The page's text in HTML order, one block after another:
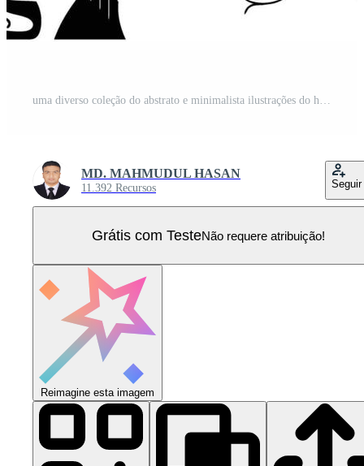
uma diverso coleção do abstrato e minimalista ilustrações do humano rostos e perfis. isto conjunto características linha arte, silhueta retratos, e artístico interpretações do facial características Vetor Pro
MD. MAHMUDUL HASAN
11.392 Recursos Seguir
Grátis com TesteNão requere atribuição!
Reimagine esta imagem